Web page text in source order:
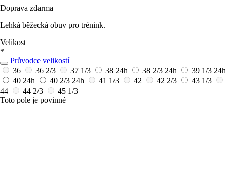
Doprava zdarma
Lehká běžecká obuv pro trénink.
Velikost
*
Průvodce velikostí
36
36 2/3 37 1/3 38 24h 38 2/3 24h 39 1/3 24h
40 24h 40 2/3 24h 41 1/3 42 42 2/3
43 1/3
44
44 2/3
45 1/3
Toto pole je povinné